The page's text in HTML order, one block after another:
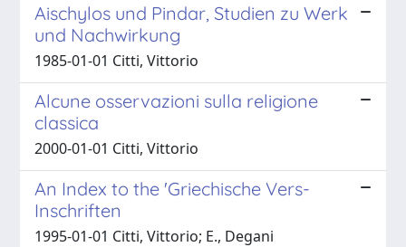
Aischylos und Pindar, Studien zu Werk
und Nachwirkung
1985-01-01 Citti, Vittorio
Alcune osservazioni sulla religione
classica
2000-01-01 Citti, Vittorio
An Index to the 'Griechische Vers-
Inschriften
1995-01-01 Citti, Vittorio; E., Degani